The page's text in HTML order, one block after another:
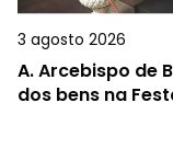
3 agosto 2026
A.Arcebispo de
dos bens na